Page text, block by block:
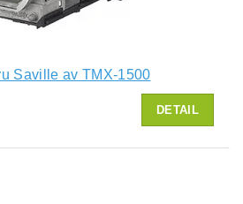
Saville av TMX-1500
DETAIL